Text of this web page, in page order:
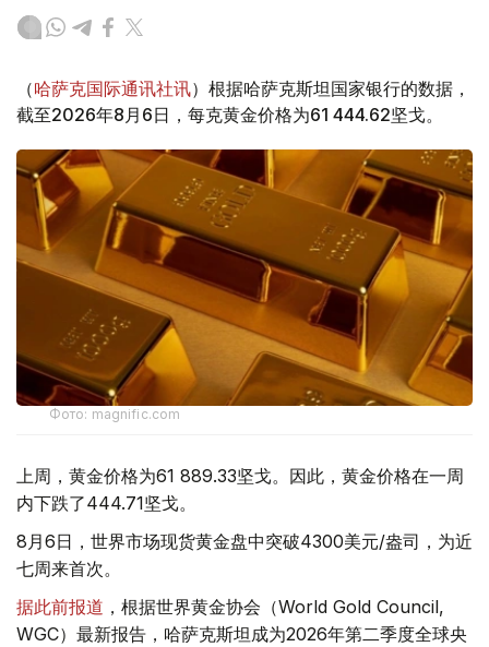
（哈萨克国际通讯社讯）根据哈萨克斯坦国家银行的数据，
截至2026年8月6日，每克黄金价格为61 444.62坚戈。
Фото: magnific.com
上周，黄金价格为61 889.33坚戈。因此，黄金价格在一周
内下跌了444.71坚戈。
8月6日，世界市场现货黄金盘中突破4300美元/盎司，为近
七周来首次。
据此前报道 ，根据世界黄金协会（World Gold Council,
WGC）最新报告，哈萨克斯坦成为2026年第二季度全球央